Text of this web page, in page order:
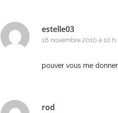
estelle03
18 novembre 2010 à 10 h
pouver vous me
rod